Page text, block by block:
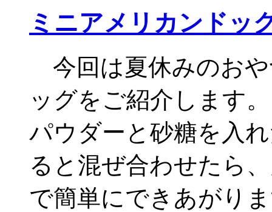
ミニアメリカンドッ
今回は夏休みのお
ッグをご紹介します
パウダーと砂糖を入
ると混ぜ合わせたら
で簡単にできあがり